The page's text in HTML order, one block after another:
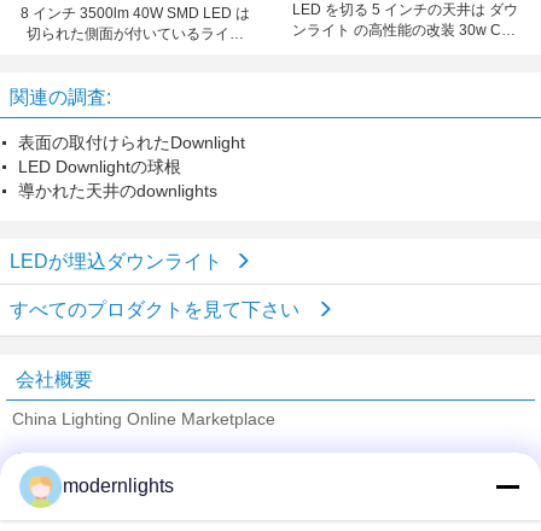
8 インチ 3500lm 40W SMD LED は
切られた側面が付いているライト
LED を切る 5 インチの天井は ダウ
ンライト の高性能の改装 30w CFL
関連の調査:
表面の取付けられたDownlight
LED Downlightの球根
導かれた天井のdownlights
LEDが埋込ダウンライト
すべてのプロダクトを見て下さい
会社概要
China Lighting Online Marketplace
Trust Seal
Verified Suplier
modernlights